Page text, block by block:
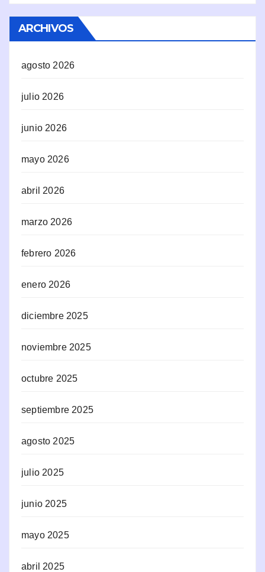
ARCHIVOS
agosto 2026
julio 2026
junio 2026
mayo 2026
abril 2026
marzo 2026
febrero 2026
enero 2026
diciembre 2025
noviembre 2025
octubre 2025
septiembre 2025
agosto 2025
julio 2025
junio 2025
mayo 2025
abril 2025